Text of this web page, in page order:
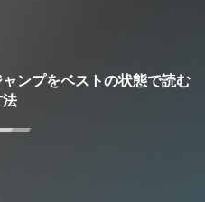
ンプをベストの状態で読む